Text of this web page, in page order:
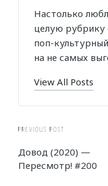
Настолько
целую рубрику
поп-
на не самых
View All Posts
Post
navigation
PREVIOUS POST
Довод (2020) —
Пересмотр! #200